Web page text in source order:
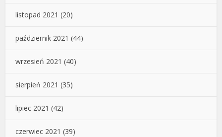
listopad 2021 (20)
październik 2021 (44)
wrzesień 2021 (40)
sierpień 2021 (35)
lipiec 2021 (42)
czerwiec 2021 (39)